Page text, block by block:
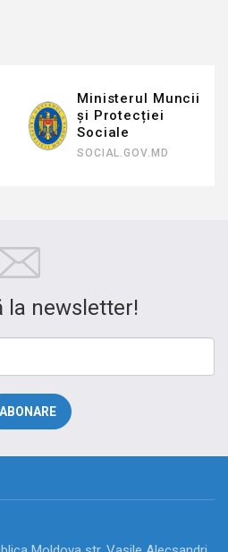
Ministerul Muncii
și Protecției
Sociale
SOCIAL.GOV.MD
la newsletter!